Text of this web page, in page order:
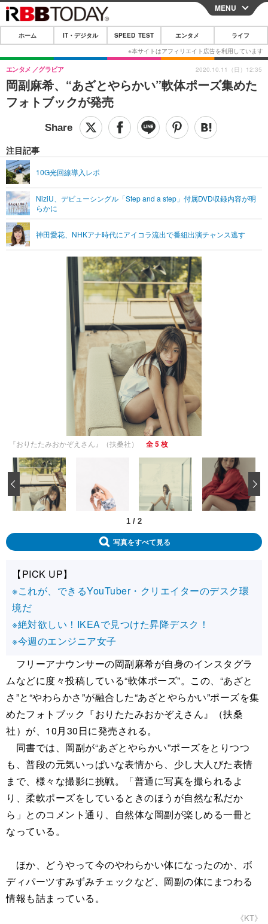
CLOSE
ホーム
IT・デジタル
IT・デジタルTOP スマートフォン
ショッピング その他
SPEED TEST
エンタメTOP 映画・ドラマ
グラビア
ショッピング その他
ライフTOP
その他
リリース一覧
プッシュ通知の停止方法
MENU
ホーム IT・デジタル SPEED TEST エンタメ ライフ
岡副麻希、“あざとやらかい”軟体ポーズ集めた
フォトブックが発売
エンタメ グラビア
注目記事
10G光回線導入レポ
NiziU、デビューシングル「Step and a step」付属DVD収録内容が明
らかに
神田愛花、NHKアナ時代にアイコラ流出で番組出演チャンス逃す
2020.10.11（日）12:35
『おりたたみおかぞえさん』（扶桑社） 全 5 枚
1 / 2
‹
写真をすべて見る
【PICK UP】
※これが、できるYouTuber・クリエイターのデスク環
境だ
※絶対欲しい！IKEAで見つけた昇降デスク！
※今週のエンジニア女子
フリーアナウンサーの岡副麻希が自身のインスタグラ
ムなどに度々投稿している“軟体ポーズ”。この、“あざと
さ”と“やわらかさ”が融合した“あざとやらかい”ポーズを集
めたフォトブック『おりたたみおかぞえさん』（扶桑
社）が、10月30日に発売される。
同書では、岡副が“あざとやらかい”ポーズをとりつつ
も、普段の元気いっぱいな表情から、少し大人びた表情
まで、様々な撮影に挑戦。「普通に写真を撮られるよ
り、柔軟ポーズをしているときのほうが自然な私だか
ら」とのコメント通り、自然体な岡副が楽しめる一冊と
なっている。
ほか、どうやって今のやわらかい体になったのか、ボ
ディパーツすみずみチェックなど、岡副の体にまつわる
情報も詰まっている。
《KT》